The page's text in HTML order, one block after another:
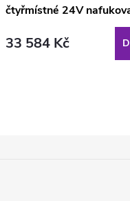
čtyřmístné 24V
33 584 Kč